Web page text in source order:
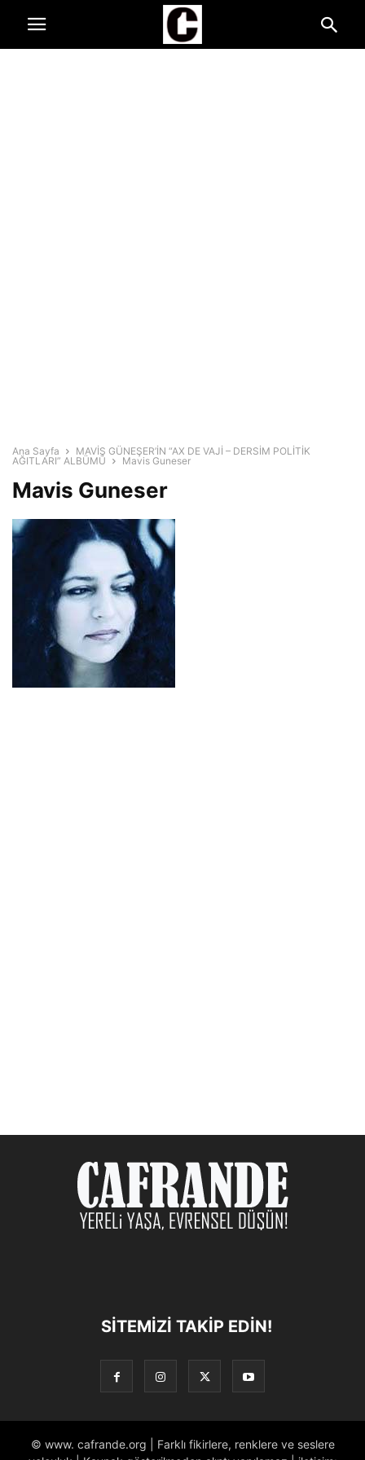
Ana Sayfa
MAVİŞ GÜNEŞER’İN “AX DE VAJİ – DERSİM POLİTİK
AĞITLARI” ALBÜMÜ
Mavis Guneser
Mavis Guneser
SITEMIZI TAKIP EDIN!
© www. cafrande.org | Farklı fikirlere, renklere ve seslere